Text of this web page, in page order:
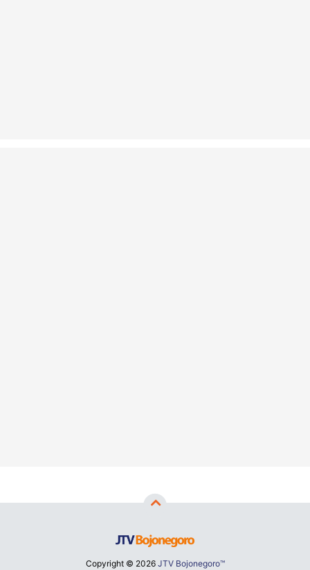
Copyright © 2026 JTV Bojonegoro™